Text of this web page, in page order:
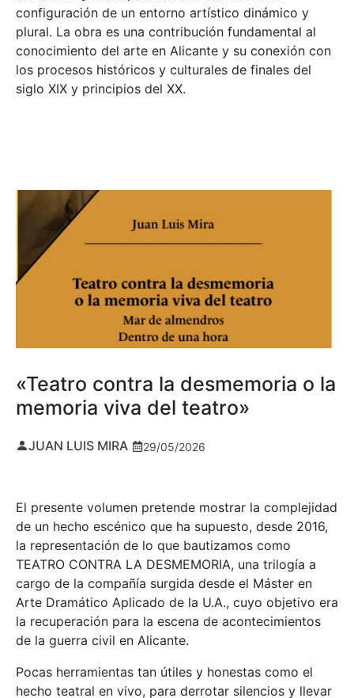
configuración de un entorno artístico dinámico y
plural. La obra es una contribución fundamental al
conocimiento del arte en Alicante y su conexión con
los procesos históricos y culturales de finales del
siglo XIX y principios del XX.
«Teatro contra la desmemoria o la
memoria viva del teatro»
JUAN LUIS MIRA 29/05/2026
El presente volumen pretende mostrar la complejidad
de un hecho escénico que ha supuesto, desde 2016,
la representación de lo que bautizamos como
TEATRO CONTRA LA DESMEMORIA, una trilogía a
cargo de la compañía surgida desde el Máster en
Arte Dramático Aplicado de la U.A., cuyo objetivo era
la recuperación para la escena de acontecimientos
de la guerra civil en Alicante.
Pocas herramientas tan útiles y honestas como el
hecho teatral en vivo, para derrotar silencios y llevar